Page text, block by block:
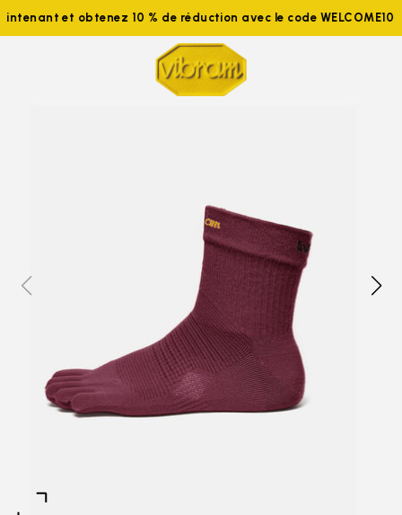
et obtenez 10 % de réduction avec le code WELCOME10